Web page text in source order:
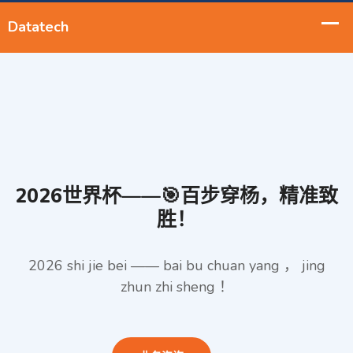
2026世界杯——🎯百步穿杨，精准致
胜！
2026 shi jie bei —— bai bu chuan yang ， jing
zhun zhi sheng ！